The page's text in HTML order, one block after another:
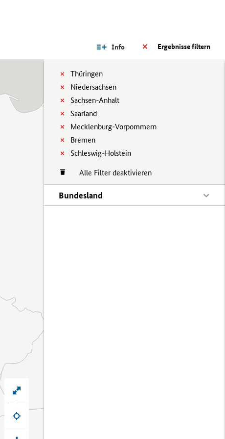
Ergebnisse filtern
Info
Thüringen
Niedersachsen
Sachsen-Anhalt
Saarland
Mecklenburg-Vorpommern
Bremen
Schleswig-Holstein
Alle Filter deaktivieren
Bundesland